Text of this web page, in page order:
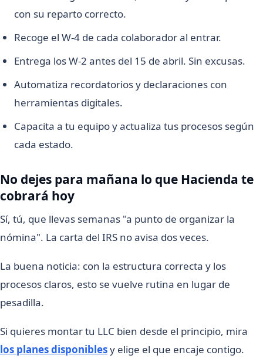
con su reparto correcto.
Recoge el W-4 de cada colaborador al entrar.
Entrega los W-2 antes del 15 de abril. Sin excusas.
Automatiza recordatorios y declaraciones con
herramientas digitales.
Capacita a tu equipo y actualiza tus procesos según
cada estado.
No dejes para mañana lo que Hacienda te
cobrará hoy
Sí, tú, que llevas semanas "a punto de organizar la
nómina". La carta del IRS no avisa dos veces.
La buena noticia: con la estructura correcta y los
procesos claros, esto se vuelve rutina en lugar de
pesadilla.
Si quieres montar tu LLC bien desde el principio, mira
los planes disponiblesy elige el que encaje contigo.